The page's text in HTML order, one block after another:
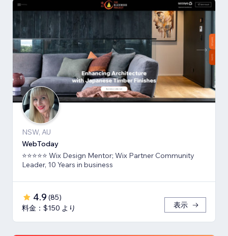
NSW, AU
WebToday
⭐⭐⭐⭐⭐ Wix Design Mentor; Wix Partner Community
Leader, 10 Years in business
4.9 (85)
料金：$150 より
表示